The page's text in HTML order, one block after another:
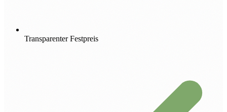
Transparenter Festpreis